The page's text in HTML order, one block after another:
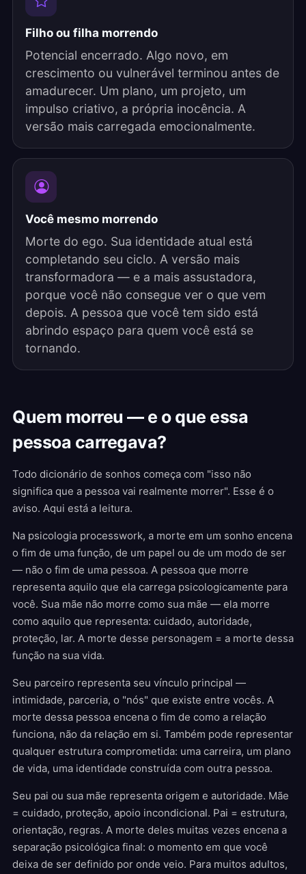
Filho ou filha morrendo
Potencial encerrado. Algo novo, em
crescimento ou vulnerável terminou antes de
amadurecer. Um plano, um projeto, um
impulso criativo, a própria inocência. A
versão mais carregada emocionalmente.
Você mesmo morrendo
Morte do ego. Sua identidade atual está
completando seu ciclo. A versão mais
transformadora — e a mais assustadora,
porque você não consegue ver o que vem
depois. A pessoa que você tem sido está
abrindo espaço para quem você está se
tornando.
Quem morreu — e o que essa
pessoa carregava?
Todo dicionário de sonhos começa com "isso não
significa que a pessoa vai realmente morrer". Esse é o
aviso. Aqui está a leitura.
Na psicologia processwork, a morte em um sonho encena
o fim de uma função, de um papel ou de um modo de ser
— não o fim de uma pessoa. A pessoa que morre
representa aquilo que ela carrega psicologicamente para
você. Sua mãe não morre como sua mãe — ela morre
como aquilo que representa: cuidado, autoridade,
proteção, lar. A morte desse personagem = a morte dessa
função na sua vida.
Seu parceiro representa seu vínculo principal —
intimidade, parceria, o "nós" que existe entre vocês. A
morte dessa pessoa encena o fim de como a relação
funciona, não da relação em si. Também pode representar
qualquer estrutura comprometida: uma carreira, um plano
de vida, uma identidade construída com outra pessoa.
Seu pai ou sua mãe representa origem e autoridade. Mãe
= cuidado, proteção, apoio incondicional. Pai = estrutura,
orientação, regras. A morte deles muitas vezes encena a
separação psicológica final: o momento em que você
deixa de ser definido por onde veio. Para muitos adultos,